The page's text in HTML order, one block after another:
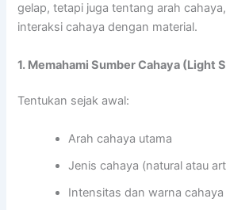
gelap, tetapi juga tentang arah
interaksi cahaya dengan material.
1. Memahami Sumber Cahaya (Light
Tentukan sejak awal:
Arah cahaya utama
Jenis cahaya (natural atau
Intensitas dan warna cahaya